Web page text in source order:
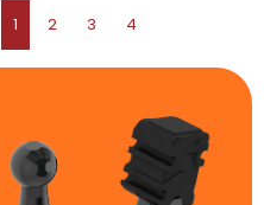
1 2 3 4